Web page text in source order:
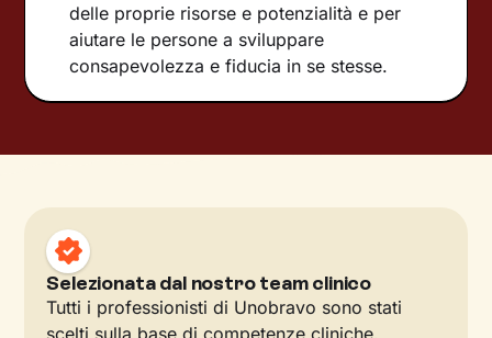
delle proprie risorse e potenzialità e per
aiutare le persone a sviluppare
consapevolezza e fiducia in se stesse.
Selezionata dal nostro team clinico
Tutti i professionisti di Unobravo sono stati
scelti sulla base di competenze cliniche,